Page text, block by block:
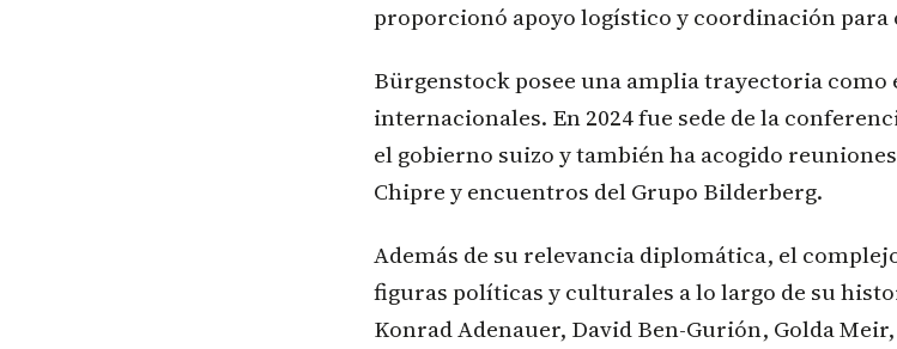
proporcionó apoyo logístico y coordinación
Bürgenstock posee una amplia trayectoria como
internacionales. En 2024 fue sede de la
el gobierno suizo y también ha acogido
Chipre y encuentros del Grupo Bilderberg.
Además de su relevancia diplomática, el
figuras políticas y culturales a lo largo de su
Konrad Adenauer, David Ben-Gurión, Golda